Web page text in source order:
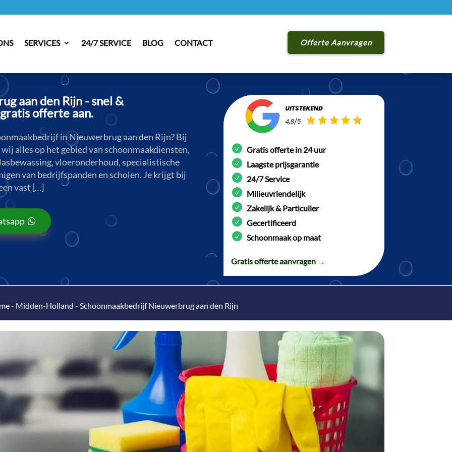
SERVICES 24/7 SERVICE BLOG CONTACT Offerte Aanvragen
aan den Rijn - snel &
offerte aan.
in Nieuwerbrug aan den Rijn? Bij
alles op het gebied van schoonmaakdiensten,
vloeronderhoud, specialistische
van bedrijfspanden en scholen. Je krijgt bij
vast […]
Gratis offerte in 24 uur
Laagste prijsgarantie
24/7 Service
Milieuvriendelijk
Zakelijk & Particulier
Gecertificeerd
Schoonmaak op maat
Gratis offerte aanvragen →
- Midden-Holland - Schoonmaakbedrijf Nieuwerbrug aan den Rijn